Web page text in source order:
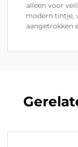
alleen voor
modern tintje,
aangetrokken